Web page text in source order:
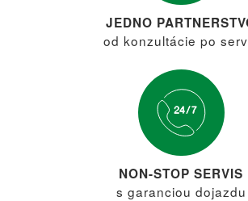
JEDNO
od konzultácie po
NON-STOP SERVIS
s garanciou dojazdu